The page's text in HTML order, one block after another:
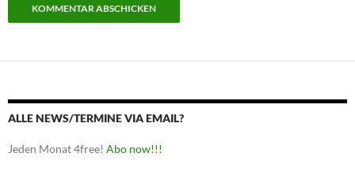
ALLE NEWS/TERMINE VIA EMAIL?
Jeden Monat 4free! Abo now!!!